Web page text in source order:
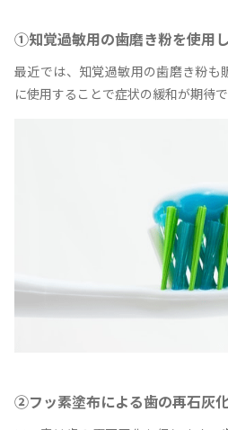
①知覚過敏用の歯磨き粉を使用
最近では、知覚過敏用の歯磨き粉も
に使用することで症状の緩和が期待で
②フッ素塗布による歯の再石灰